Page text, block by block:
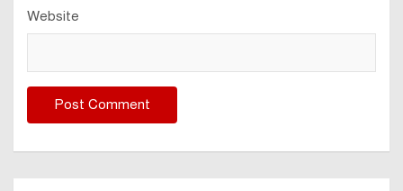
Website